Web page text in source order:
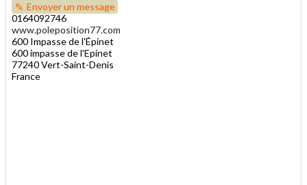
Envoyer un message
0164092746
www.poleposition77.com
600 Impasse de l'Épinet
600 impasse de l'Epinet
77240 Vert-Saint-Denis
France